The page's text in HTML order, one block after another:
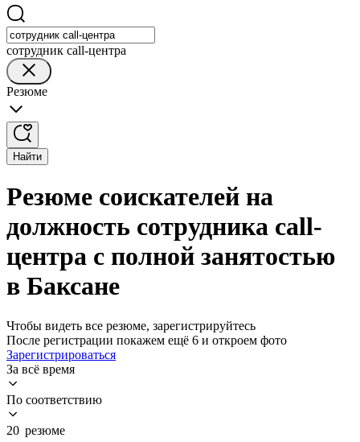
сотрудник call-центра
Резюме
Найти
Резюме соискателей на
должность сотрудника call-
центра с полной занятостью
в Баксане
Чтобы видеть все резюме, зарегистрируйтесь
После регистрации покажем ещё 6 и откроем фото
Зарегистрироваться
За всё время
По соответствию
20 резюме